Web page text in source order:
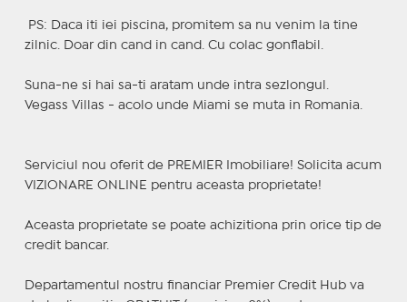
‍ PS: Daca iti iei piscina, promitem sa nu venim la tine
zilnic. Doar din cand in cand. Cu colac gonflabil.
Suna-ne si hai sa-ti aratam unde intra sezlongul.
Vegass Villas - acolo unde Miami se muta in Romania.
Serviciul nou oferit de PREMIER Imobiliare! Solicita acum
VIZIONARE ONLINE pentru aceasta proprietate!
Aceasta proprietate se poate achizitiona prin orice tip de
credit bancar.
Departamentul nostru financiar Premier Credit Hub va